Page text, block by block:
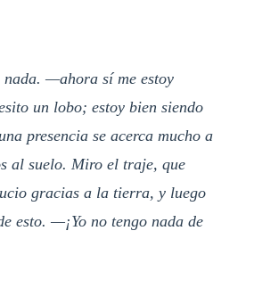
—ahora sí me estoy
un lobo; estoy bien siendo
presencia se acerca mucho a
al suelo. Miro el traje, que
gracias a la tierra, y luego
esto. —¡Yo no tengo nada de